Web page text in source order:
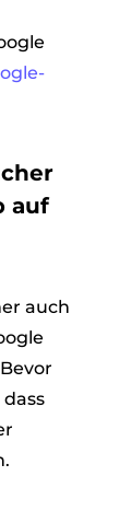
auf
auch